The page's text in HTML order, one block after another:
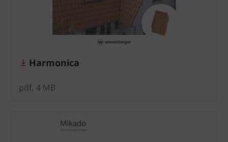
Harmonica
pdf, 4 MB